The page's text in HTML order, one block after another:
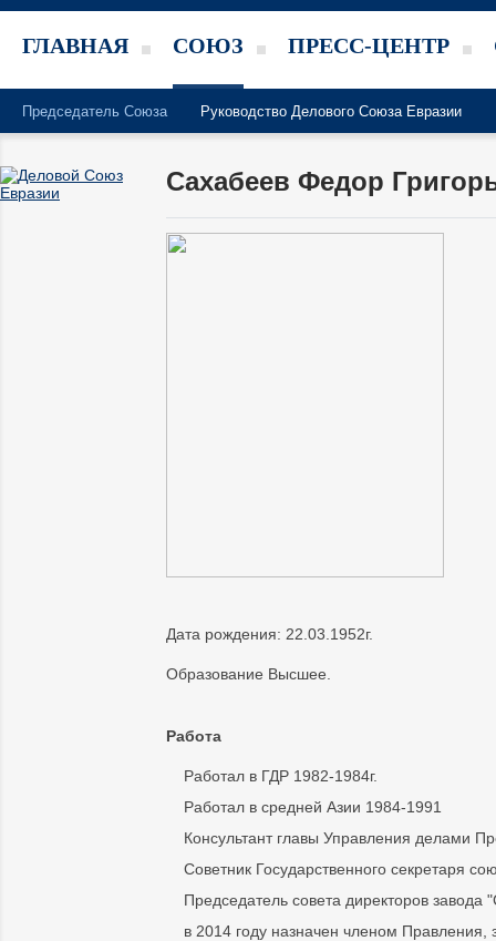
ГЛАВНАЯ СОЮЗ ПРЕСС-ЦЕНТР
Председатель Союза Руководство Делового Союза Евразии
Сахабеев Федор
Дата рождения: 22.03.1952г.
Образование Высшее.
Работа
Работал в ГДР 1982-1984г.
Работал в средней Азии 1984-1991
Консультант главы Управления делами
Советник Государственного секретаря
Председатель совета директоров
в 2014 году назначен членом